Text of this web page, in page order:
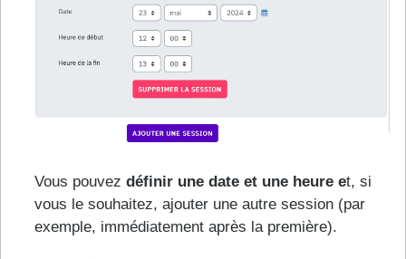
Vous pouvez définir une date et une heure et, si
vous le souhaitez, ajouter une autre session (par
exemple, immédiatement après la première).